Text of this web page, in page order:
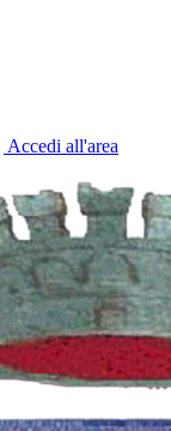
Accedi all'area